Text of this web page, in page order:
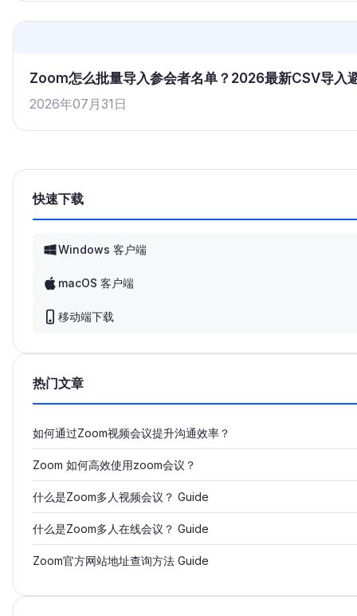
Zoom怎么批量导入参会者名单？2026最新CSV导入
2026年07月31日
快速下载
Windows 客户端
macOS 客户端
移动端下载
热门文章
如何通过Zoom视频会议提升沟通效率？
Zoom 如何高效使用zoom会议？
什么是Zoom多人视频会议？ Guide
什么是Zoom多人在线会议？ Guide
Zoom官方网站地址查询方法 Guide